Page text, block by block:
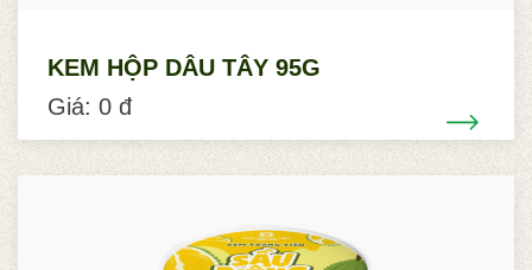
KEM HỘP DÂU TÂY 95G
Giá: 0 đ